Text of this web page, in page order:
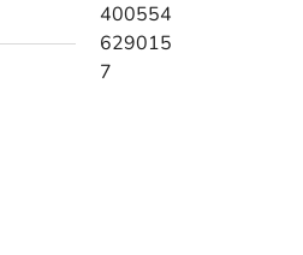
400554
629015
7